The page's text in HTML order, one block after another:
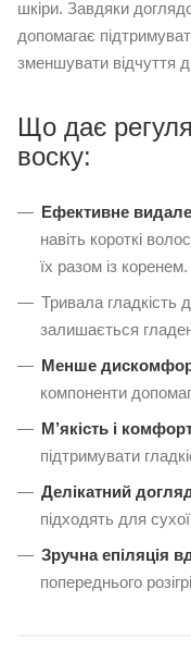
шкіри. Завдяки
допомагає
зменшувати відчуття
Що дає
воску:
Ефективне
навіть короткі
їх разом із коренем.
Тривала гладкість
залишається
Менше
компоненти
М’якість і
підтримувати
Делікатний
підходять для
Зручна епіляція
попереднього